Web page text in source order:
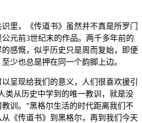
里，《传道书》虽然并不真是所罗门
元前3世纪末的作品。两千多年前的
感慨，似乎历史只是周而复始，即便
少也总是押在同一个韵脚上边。
呈现给我们的意义，人们很喜欢援引
类从历史中学到的唯一教训，就是没
训。”黑格尔生活的时代距离我们不
《传道书》到黑格尔，再到我们今天